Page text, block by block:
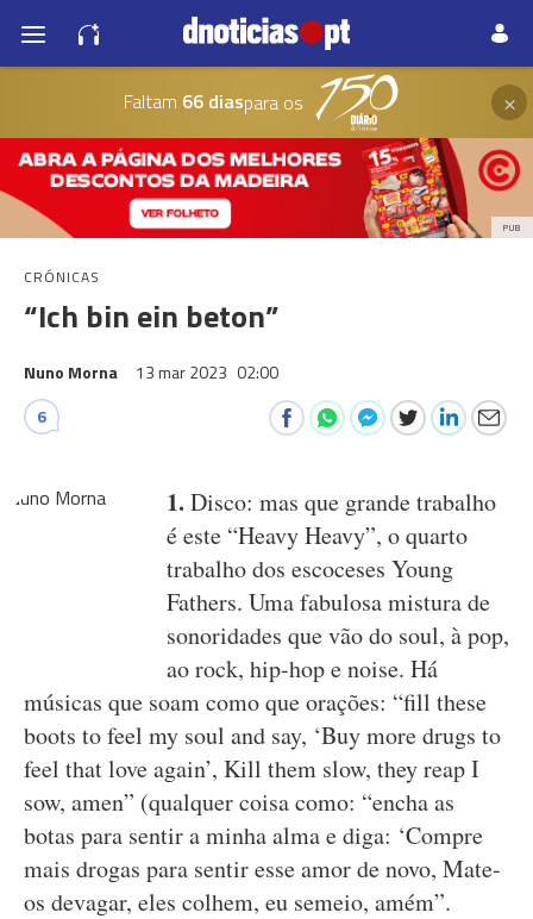
Faltam 66 diaspara os ×
PUB
CRÓNICAS
“Ich bin ein beton”
Nuno Morna 13 mar 2023 02:00
6
1. Disco: mas que grande trabalho
é este “Heavy Heavy”, o quarto
trabalho dos escoceses Young
Fathers. Uma fabulosa mistura de
sonoridades que vão do soul, à pop,
ao rock, hip-hop e noise. Há
músicas que soam como que orações: “fill these
boots to feel my soul and say, ‘Buy more drugs to
feel that love again’, Kill them slow, they reap I
sow, amen” (qualquer coisa como: “encha as
botas para sentir a minha alma e diga: ‘Compre
mais drogas para sentir esse amor de novo, Mate-
os devagar, eles colhem, eu semeio, amém”.